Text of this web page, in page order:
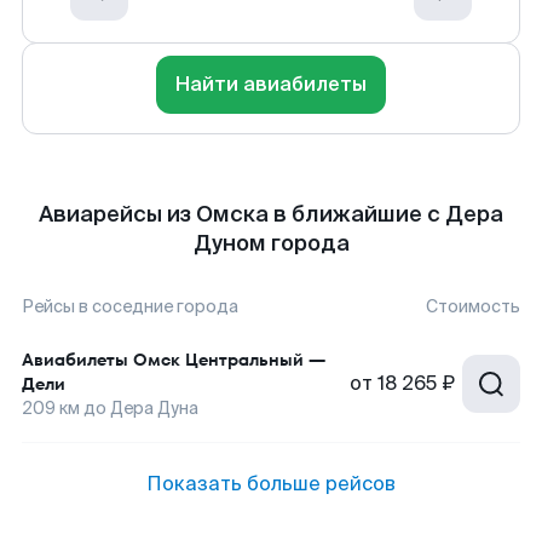
Найти авиабилеты
Авиарейсы из Омска в ближайшие с Дера
Дуном города
Рейсы в соседние города Стоимость
Авиабилеты Омск Центральный —
Дели
209 км до Дера Дуна
от 18 265 ₽
Показать больше рейсов